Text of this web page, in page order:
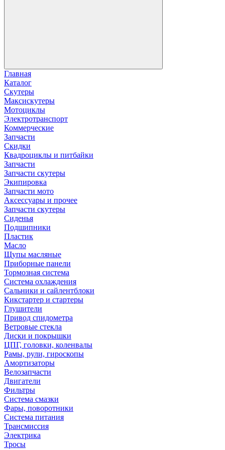
Главная
Каталог
Скутеры
Максискутеры
Мотоциклы
Электротранспорт
Коммерческие
Запчасти
Скидки
Квадроциклы и питбайки
Запчасти
Запчасти скутеры
Экипировка
Запчасти мото
Аксессуары и прочее
Запчасти скутеры
Сиденья
Подшипники
Пластик
Масло
Щупы масляные
Приборные панели
Тормозная система
Система охлаждения
Сальники и сайлентблоки
Кикстартер и стартеры
Глушители
Привод спидометра
Ветровые стекла
Диски и покрышки
ЦПГ, головки, коленвалы
Рамы, рули, гироскопы
Амортизаторы
Велозапчасти
Двигатели
Фильтры
Система смазки
Фары, поворотники
Система питания
Трансмиссия
Электрика
Тросы